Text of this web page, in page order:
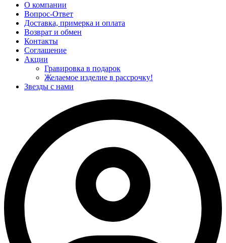
О компании
Вопрос-Ответ
Доставка, примерка и оплата
Возврат и обмен
Контакты
Соглашение
Акции
Гравировка в подарок
Желаемое изделие в рассрочку!
Звезды с нами